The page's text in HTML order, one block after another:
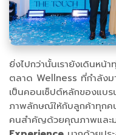
ยิ่งไปกว่านั้นเรายังเดินห
ตลาด Wellness ที่กำลังม
เป็นคอนเซ็ปต์หลักของแบ
ภาพลักษณ์ให้กับลูกค้าทุกค
คนสำคัญด้วยคุณภาพและม